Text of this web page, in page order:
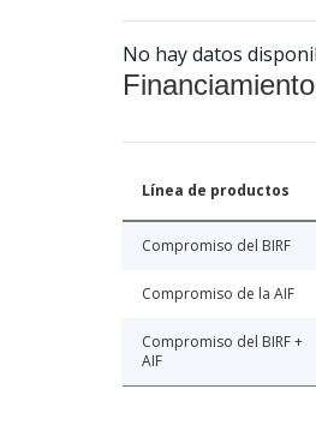
No hay datos
Línea de productos
Compromiso del BIRF
Compromiso de la AIF
Compromiso del BIRF +
AIF